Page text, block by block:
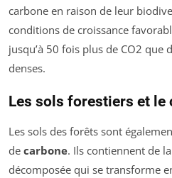
carbone en raison de leur
conditions de croissance
jusqu’à 50 fois plus de CO2 que
denses.
Les sols forestiers et le
Les sols des forêts sont
de carbone. Ils contiennent de
décomposée qui se transforme